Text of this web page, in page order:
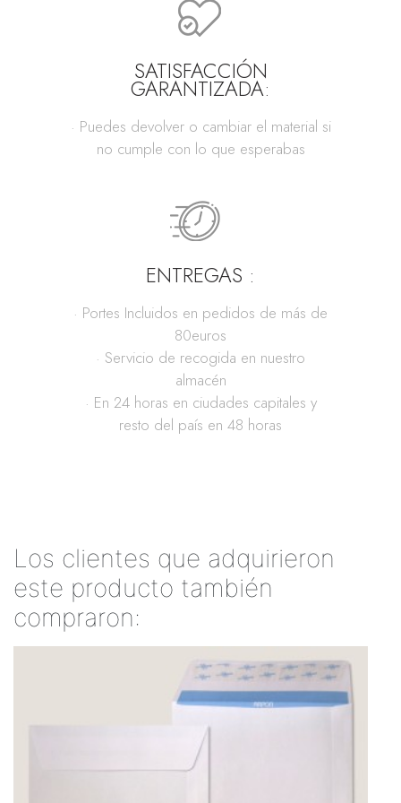
SATISFACCIÓN
GARANTIZADA:
· Puedes devolver o cambiar el material si
no cumple con lo que esperabas
ENTREGAS :
· Portes Incluidos en pedidos de más de
80euros
· Servicio de recogida en nuestro
almacén
· En 24 horas en ciudades capitales y
resto del país en 48 horas
Los clientes que adquirieron
este producto también
compraron: